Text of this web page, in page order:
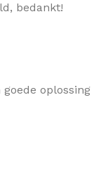
bedankt!
oplossing